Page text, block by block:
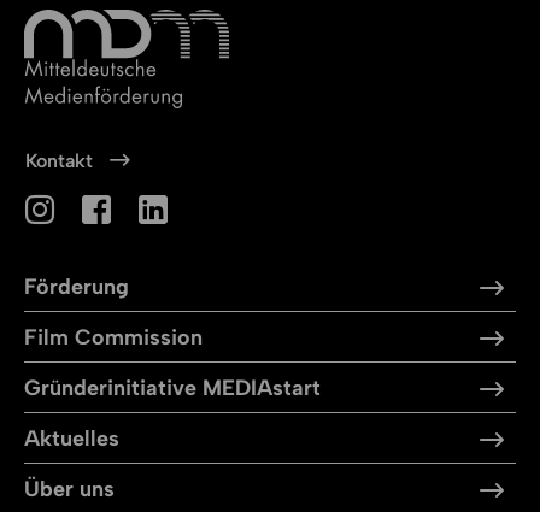
Kontakt
Förderung
Film Commission
Gründerinitiative MEDIAstart
Aktuelles
Über uns